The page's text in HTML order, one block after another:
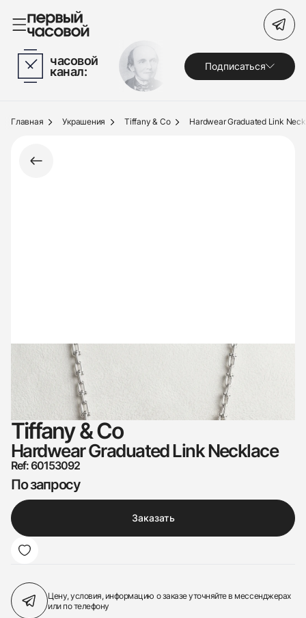
Часы
Украшения
Под заказ
Поиск по сайту
часовой
канал: Подписаться
Главная Украшения Tiffany & Co Hardwear Graduated Link
Tiffany & Co
Hardwear Graduated Link Necklace
Ref: 60153092
По запросу
Заказать
Цену, условия, информацию о заказеуточняйте в мессенджерах
или по телефону